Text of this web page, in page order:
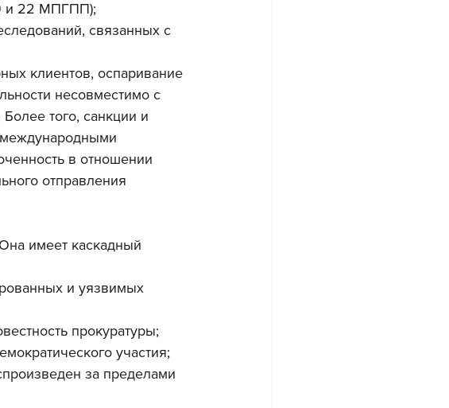
и 22 МПГПП);
связанных с
клиентов, оспаривание
несовместимо с
того, санкции и
международными
в отношении
отправления
имеет каскадный
и уязвимых
прокуратуры;
участия;
за пределами